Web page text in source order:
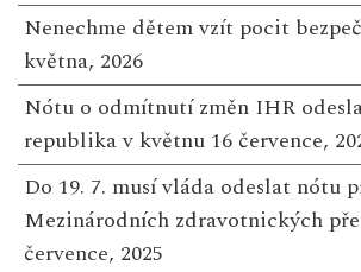
Nenechme dětem vzít pocit
května, 2026
Nótu o odmítnutí změn IHR
republika v květnu 16 července,
Do 19. 7. musí vláda odeslat nótu
Mezinárodních zdravotnických
července, 2025